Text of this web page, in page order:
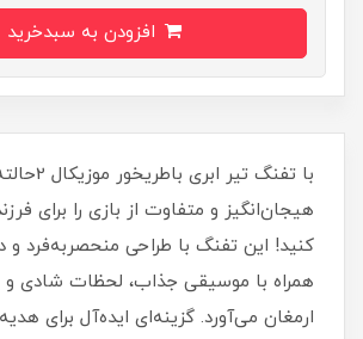
هیجان‌انگیز و متفاوت از بازی را برای
کنید! این تفنگ با طراحی منحصربه‌فرد
همراه با موسیقی جذاب، لحظات شادی و
ارمغان می‌آورد. گزینه‌ای ایده‌آل برای